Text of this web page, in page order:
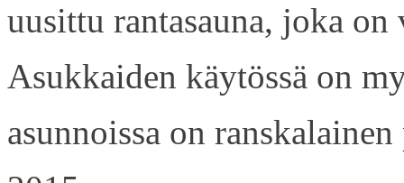
uusittu rantasauna, joka
Asukkaiden käytössä on
asunnoissa on